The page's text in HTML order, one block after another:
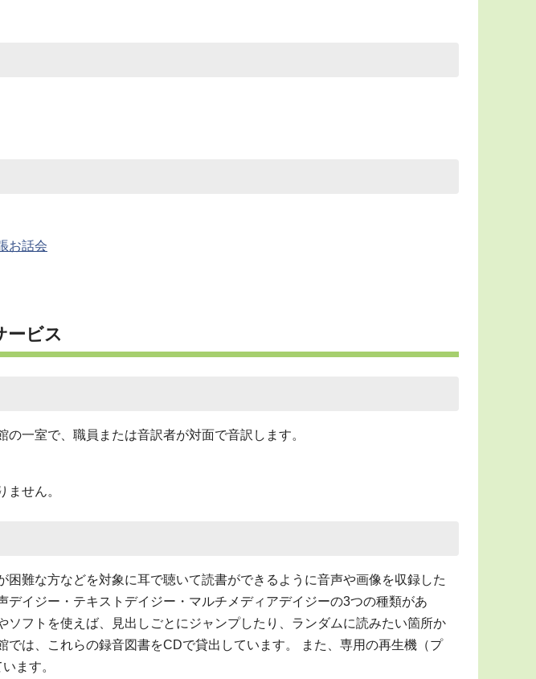
お話会
ービス
一室で、職員または音訳者が対面で音訳します。
せん。
難な方などを対象に耳で聴いて読書ができるように音声や画像を収録した
デイジー・テキストデイジー・マルチメディアデイジーの3つの種類があ
ソフトを使えば、見出しごとにジャンプしたり、ランダムに読みたい箇所か
では、これらの録音図書をCDで貸出しています。 また、専用の再生機（プ
ます。